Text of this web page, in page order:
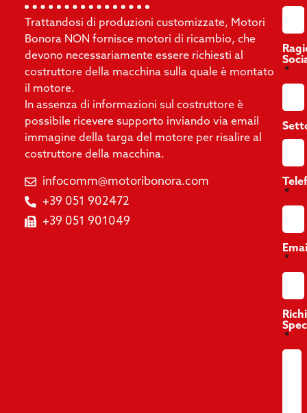
Trattandosi di produzioni customizzate, Motori
Bonora NON fornisce motori di ricambio, che
devono necessariamente essere richiesti al
costruttore della macchina sulla quale è montato
il motore.
In assenza di informazioni sul costruttore è
possibile ricevere supporto inviando via email
immagine della targa del motore per risalire al
costruttore della macchina.
infocomm@motoribonora.com
+39 051 902472
+39 051 901049